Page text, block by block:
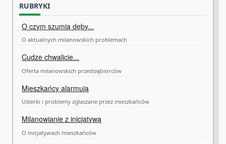
RUBRYKI
O czym szumią dęby...
O aktualnych milanowskich problemach
Cudze chwalicie...
Oferta milanowskich przedsiębiorców
Mieszkańcy alarmują
Usterki i problemy zgłaszane przez mieszkańców
Milanowianie z inicjatywą
O inicjatywach mieszkańców